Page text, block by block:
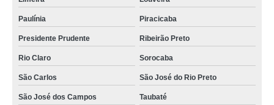
Paulínia Piracicaba
Presidente Prudente Ribeirão Preto
Rio Claro Sorocaba
São Carlos São José do Rio Preto
São José dos Campos Taubaté